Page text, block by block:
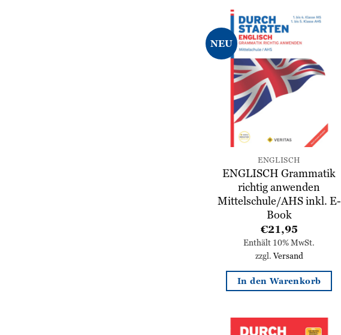
NEU
Wunschliste
hinzufügen
ENGLISCH
ENGLISCH Grammatik
richtig anwenden
Mittelschule/AHS inkl. E-
Book
€21,95
Enthält 10% MwSt.
zzgl.Versand
In den Warenkorb